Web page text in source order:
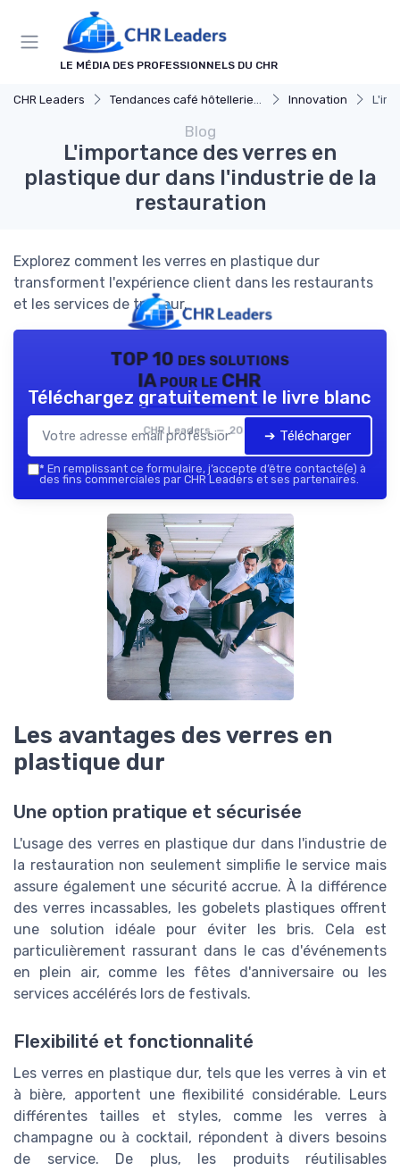
LE MÉDIA DES PROFESSIONNELS DU CHR
CHR Leaders Tendances café hôtellerie et restauration Innovation
Blog
L'importance des verres en
plastique dur dans l'industrie de la
restauration
Explorez comment les verres en plastique dur
transforment l'expérience client dans les restaurants
et les services de traiteur.
TOP 10 des solutions
IA pour le CHR
CHR Leaders — 2026
Téléchargez gratuitement le livre blanc
➔ Télécharger
* En remplissant ce formulaire, j’accepte d’être contacté(e) à
des fins commerciales par CHR Leaders et ses partenaires.
Les avantages des verres en
plastique dur
Une option pratique et sécurisée
L'usage des verres en plastique dur dans l'industrie de
la restauration non seulement simplifie le service mais
assure également une sécurité accrue. À la différence
des verres incassables, les gobelets plastiques offrent
une solution idéale pour éviter les bris. Cela est
particulièrement rassurant dans le cas d'événements
en plein air, comme les fêtes d'anniversaire ou les
services accélérés lors de festivals.
Flexibilité et fonctionnalité
Les verres en plastique dur, tels que les verres à vin et
à bière, apportent une flexibilité considérable. Leurs
différentes tailles et styles, comme les verres à
champagne ou à cocktail, répondent à divers besoins
de service. De plus, les produits réutilisables
Panneau de gestion des cookies